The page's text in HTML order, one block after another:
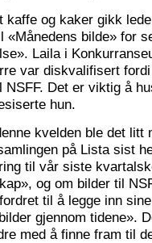
kaffe og kaker gikk
«Månedens bilde» for
Laila i
var diskvalifisert
NSFF. Det er viktig å
hun.
kvelden ble det litt
på Lista sist
til vår siste
og om bilder til
til å legge inn
gjennom tidene».
med å finne fram til